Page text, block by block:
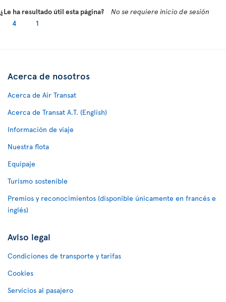
¿Le ha resultado útil esta página?
No se requiere inicio de sesión
4
1
Acerca de nosotros
Acerca de Air Transat
Acerca de Transat A.T. (English)
Información de viaje
Nuestra flota
Equipaje
Turismo sostenible
Premios y reconocimientos (disponible únicamente en francés e
inglés)
Aviso legal
Condiciones de transporte y tarifas
Cookies
Servicios al pasajero